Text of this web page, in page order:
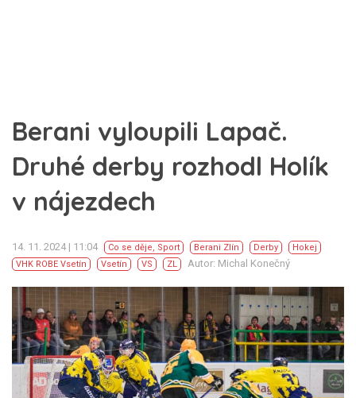
Berani vyloupili Lapač.
Druhé derby rozhodl Holík
v nájezdech
14. 11. 2024 | 11:04 Co se děje, Sport Berani Zlín Derby
Hokej
VHK ROBE Vsetín
Vsetín VS ZL Autor: Michal Konečný